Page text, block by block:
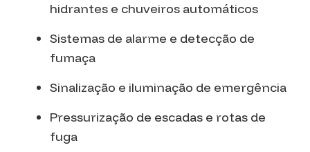
hidrantes e chuveiros automáticos
Sistemas de alarme e detecção de
fumaça
Sinalização e iluminação de emergência
Pressurização de escadas e rotas de
fuga